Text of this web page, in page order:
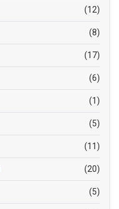
(12)
(8)
(17)
(6)
(1)
(5)
(11)
(20)
(5)